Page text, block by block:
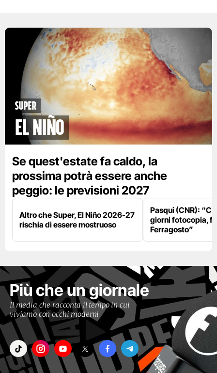
Super
El Niño
Se quest'estate fa caldo, la
prossima potrà essere anche
peggio: le previsioni 2027
Altro che Super, El Niño 2026-27
rischia di essere mostruoso
Pasqui (CNR):
giorni fotocopia,
Ferragosto”
Più che un giornale
Il media che racconta il tempo in cui
viviamo con occhi moderni